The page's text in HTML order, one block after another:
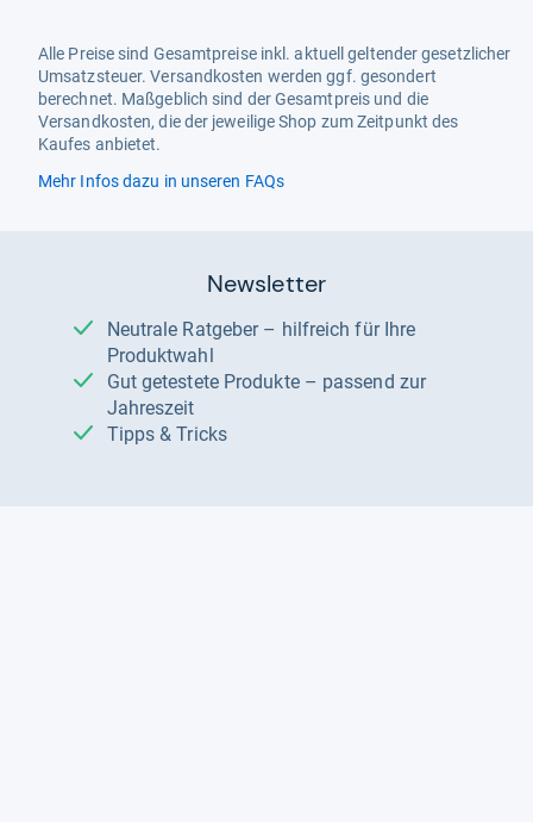
Alle Preise sind Gesamtpreise inkl. aktuell geltender gesetzlicher
Umsatzsteuer. Versandkosten werden ggf. gesondert
berechnet. Maßgeblich sind der Gesamtpreis und die
Versandkosten, die der jeweilige Shop zum Zeitpunkt des
Kaufes anbietet.
Mehr Infos dazu in unseren FAQs
Newsletter
Neutrale Ratgeber – hilfreich für Ihre
Produktwahl
Gut getestete Produkte – passend zur
Jahreszeit
Tipps & Tricks